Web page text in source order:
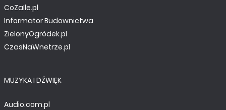
CoZaIle.pl
Informator Budownictwa
ZielonyOgródek.pl
CzasNaWnetrze.pl
MUZYKA I DŹWIĘK
Audio.com.pl